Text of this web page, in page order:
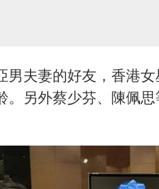
男夫妻的好友，香港
。另外蔡少芬、陳佩